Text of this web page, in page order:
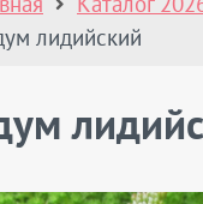
лидийский